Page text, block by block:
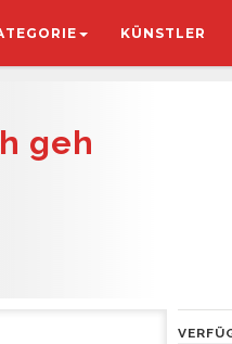
KÜNSTLER
geh